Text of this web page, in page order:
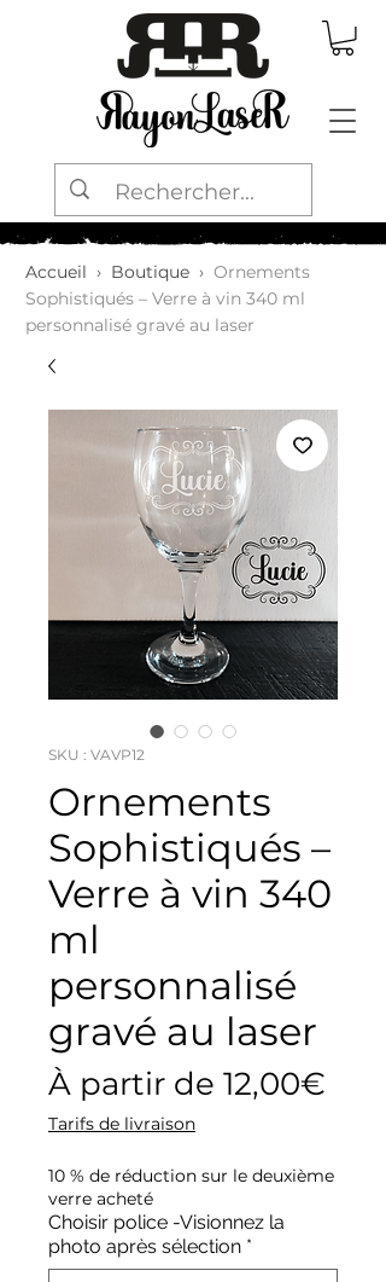
Accueil › Boutique › Ornements
Sophistiqués – Verre à vin 340 ml
personnalisé gravé au laser
SKU : VAVP12
Ornements
Sophistiqués –
Verre à vin 340
ml
personnalisé
gravé au laser
À partir de 12,00€
Tarifs de livraison
10 % de réduction sur le deuxième
verre acheté
Choisir police -Visionnez la
photo après sélection *